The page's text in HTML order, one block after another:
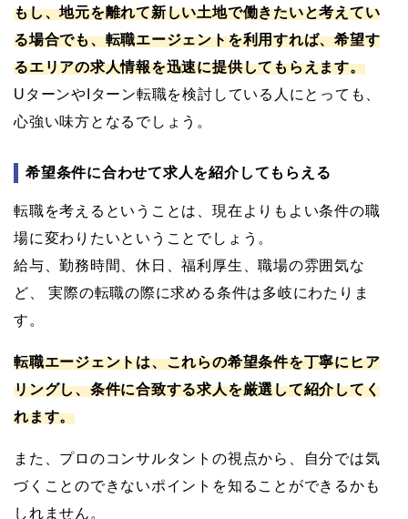
もし、地元を離れて新しい土地で働きたいと考えてい
る場合でも、転職エージェントを利用すれば、希望す
るエリアの求人情報を迅速に提供してもらえます。
UターンやIターン転職を検討している人にとっても、
心強い味方となるでしょう。
希望条件に合わせて求人を紹介してもらえる
転職を考えるということは、現在よりもよい条件の職
場に変わりたいということでしょう。
給与、勤務時間、休日、福利厚生、職場の雰囲気な
ど、 実際の転職の際に求める条件は多岐にわたりま
す。
転職エージェントは、これらの希望条件を丁寧にヒア
リングし、条件に合致する求人を厳選して紹介してく
れます。
また、プロのコンサルタントの視点から、自分では気
づくことのできないポイントを知ることができるかも
しれません。